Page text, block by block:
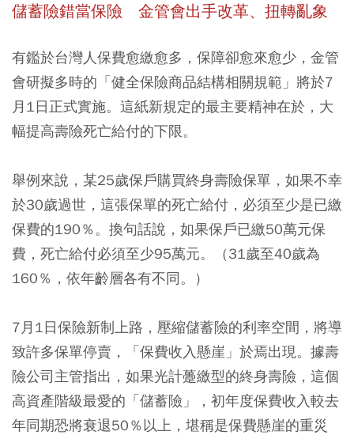
儲蓄險錯當保險 金管會出手改革、扭轉亂象
有鑑於台灣人保費愈繳愈多，保障卻愈來愈少，金管
會研擬多時的「健全保險商品結構相關規範」將於7
月1日正式實施。這紙新規定的最主要精神在於，大
幅提高壽險死亡給付的下限。
舉例來說，某25歲保戶購買終身壽險保單，如果不幸
於30歲過世，這張保單的死亡給付，必須至少是已繳
保費的190％。換句話說，如果保戶已繳50萬元保
費，死亡給付必須至少95萬元。（31歲至40歲為
160％，依年齡層各有不同。）
7月1日保險新制上路，壓縮儲蓄險的利率空間，將導
致許多保單停賣，「保費收入懸崖」於焉出現。據壽
險公司主管指出，如果光計躉繳型的終身壽險，這個
高資產階級最愛的「儲蓄險」，初年度保費收入較去
年同期恐將衰退50％以上，堪稱是保費懸崖的重災